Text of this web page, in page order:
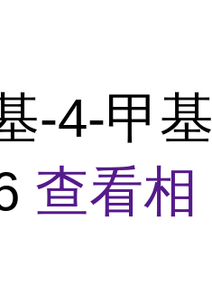
-4-甲基
查看相